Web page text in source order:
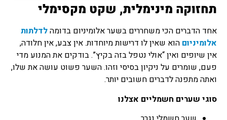
תחזוקה מינימלית, שקט מקסימלי
אחד הדברים הכי משחררים בשער אלומיניום בדומהלדלתות
אלומיניום הוא שאין לו דרישות מיוחדות. אין צבע, אין חלודה,
אין שיופים ואין “אולי נטפל בזה בקיץ”. בודקים את המנוע מדי
פעם, שומרים על ניקיון בסיסי וזהו. השער פשוט עושה את שלו,
ואתה מתפנה לדברים חשובים יותר.
סוגי שערים חשמליים אצלנו